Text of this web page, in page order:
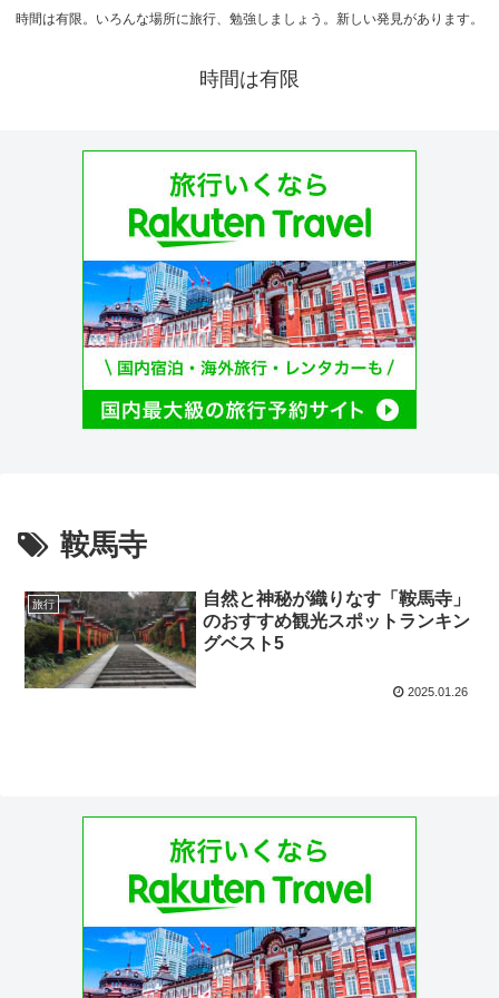
時間は有限。いろんな場所に旅行、勉強しましょう。新しい発見があります。
時間は有限
鞍馬寺
旅行
自然と神秘が織りなす「鞍馬寺」
のおすすめ観光スポットランキン
グベスト5
2025.01.26